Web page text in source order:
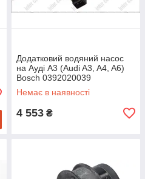
Додатковий водяний насос
на Ауді A3 (Audi A3, A4, A6)
Bosch 0392020039
Немає в наявності
4 553 ₴